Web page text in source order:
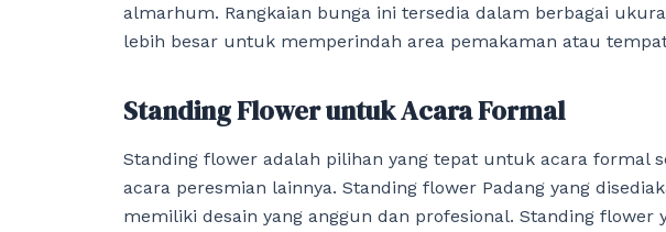
almarhum. Rangkaian bunga ini tersedia dalam berbagai
lebih besar untuk memperindah area pemakaman atau
Standing Flower untuk Acara Formal
Standing flower adalah pilihan yang tepat untuk acara formal
acara peresmian lainnya. Standing flower Padang yang
memiliki desain yang anggun dan profesional. Standing flower